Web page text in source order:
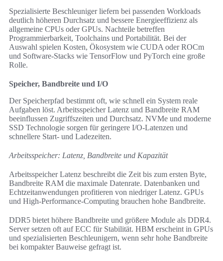
Spezialisierte Beschleuniger liefern bei passenden Workloads
deutlich höheren Durchsatz und bessere Energieeffizienz als
allgemeine CPUs oder GPUs. Nachteile betreffen
Programmierbarkeit, Toolchains und Portabilität. Bei der
Auswahl spielen Kosten, Ökosystem wie CUDA oder ROCm
und Software-Stacks wie TensorFlow und PyTorch eine große
Rolle.
Speicher, Bandbreite und I/O
Der Speicherpfad bestimmt oft, wie schnell ein System reale
Aufgaben löst. Arbeitsspeicher Latenz und Bandbreite RAM
beeinflussen Zugriffszeiten und Durchsatz. NVMe und moderne
SSD Technologie sorgen für geringere I/O-Latenzen und
schnellere Start- und Ladezeiten.
Arbeitsspeicher: Latenz, Bandbreite und Kapazität
Arbeitsspeicher Latenz beschreibt die Zeit bis zum ersten Byte,
Bandbreite RAM die maximale Datenrate. Datenbanken und
Echtzeitanwendungen profitieren von niedriger Latenz. GPUs
und High-Performance-Computing brauchen hohe Bandbreite.
DDR5 bietet höhere Bandbreite und größere Module als DDR4.
Server setzen oft auf ECC für Stabilität. HBM erscheint in GPUs
und spezialisierten Beschleunigern, wenn sehr hohe Bandbreite
bei kompakter Bauweise gefragt ist.